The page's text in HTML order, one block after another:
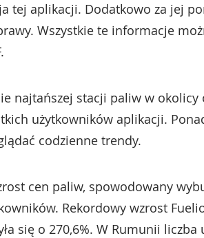
tej aplikacji. Dodatkowo za jej
Wszystkie te informacje
najtańszej stacji paliw w
użytkowników aplikacji.
codzienne trendy.
cen paliw, spowodowany
Rekordowy wzrost
się o 270,6%. W Rumunii